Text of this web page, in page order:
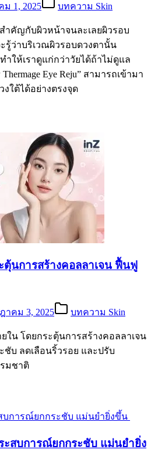
ม 1, 2025 บทความ Skin
คัญกับผิวหน้าจนละเลยผิวรอบ
รู้ว่าบริเวณผิวรอบดวงตานั้น
ำให้เราดูแก่กว่าวัยได้ถ้าไม่ดูแล
Eye Reju” สามารถเข้ามา
ใต้ได้อย่างตรงจุด
ตุ้นการสร้างคอลลาเจน ฟื้นฟู
าคม 3, 2025 บทความ Skin
ใน โดยกระตุ้นการสร้างคอลลาเจน
บ ลดเลือนริ้วรอย และปรับ
มชาติ
ะสบการณ์ยกกระชับ แม่นยำยิ่ง